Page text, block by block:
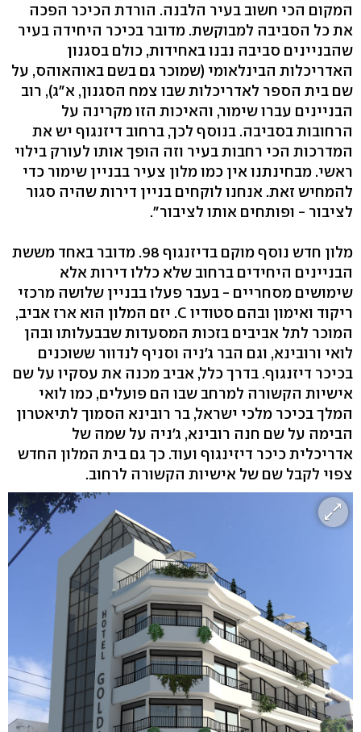
המקום הכי חשוב בעיר הלבנה. הורדת הכיכר הפכה
את כל הסביבה למבוקשת. מדובר בכיכר היחידה בעיר
שהבניינים סביבה נבנו באחידות, כולם בסגנון
האדריכלות הבינלאומי (שמוכר גם בשם באוהאוהס, על
שם בית הספר לאדריכלות שבו צמח הסגנון, א"ג), רוב
הבניינים עברו שימור, והאיכות הזו מקרינה על
הרחובות בסביבה. בנוסף לכך, ברחוב דיזנגוף יש את
המדרכות הכי רחבות בעיר וזה הופך אותו לעורק בילוי
ראשי. מבחינתנו אין כמו מלון צעיר בבניין שימור כדי
להמחיש זאת. אנחנו לוקחים בניין דירות שהיה סגור
לציבור - ופותחים אותו לציבור".
מלון חדש נוסף מוקם בדיזנגוף 98. מדובר באחד מששת
הבניינים היחידים ברחוב שלא כללו דירות אלא
שימושים מסחריים - בעבר פעלו בבניין שלושה מרכזי
ריקוד ואימון ובהם סטודיו C. יזם המלון הוא ארז אביב,
המוכר לתל אביבים בזכות המסעדות שבבעלותו ובהן
לואי ורובינא, וגם הבר ג'ניה וסניף לנדוור ששוכנים
בכיכר דיזנגוף. בדרך כלל, אביב מכנה את עסקיו על שם
אישיות הקשורה למרחב שבו הם פועלים, כמו לואי
המלך בכיכר מלכי ישראל, בר רובינא הסמוך לתיאטרון
הבימה על שם חנה רובינא, ג'ניה על שמה של
אדריכלית כיכר דיזינגוף ועוד. כך גם בית המלון החדש
צפוי לקבל שם של אישיות הקשורה לרחוב.